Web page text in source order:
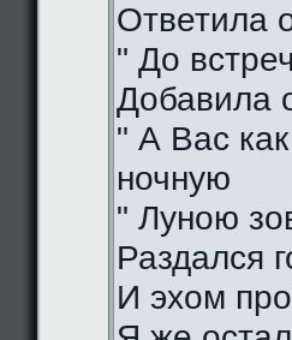
Ответила
" До
Добавила
" А Вас
ночную
" Луною
Раздался
И эхом